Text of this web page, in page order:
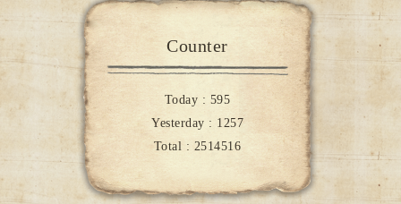
Counter
Today : 595
Yesterday : 1257
Total : 2514516